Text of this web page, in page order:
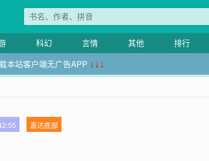
科幻 言情 其他 排行
本站客户端无广告APP ↓↓↓
直达底部